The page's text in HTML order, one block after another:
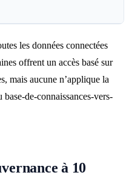
les données connectées
offrent un accès basé sur
mais aucune n’applique la
de-connaissances-vers-
à 10